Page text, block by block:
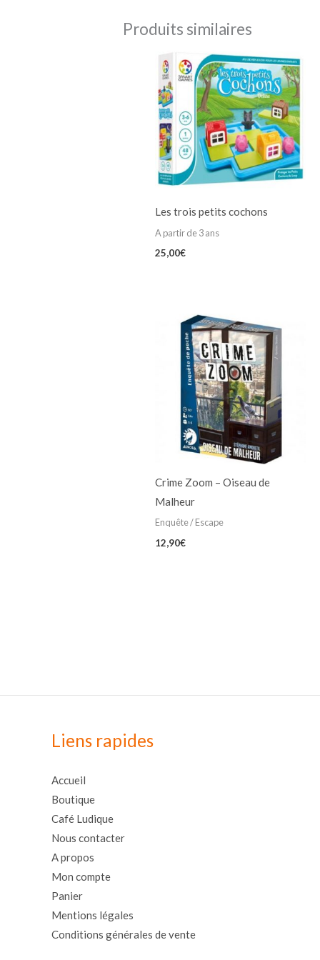
Produits similaires
Les trois petits cochons
A partir de 3 ans
25,00€
Crime Zoom – Oiseau de
Malheur
Enquête / Escape
12,90€
Liens rapides
Accueil
Boutique
Café Ludique
Nous contacter
A propos
Mon compte
Panier
Mentions légales
Conditions générales de vente